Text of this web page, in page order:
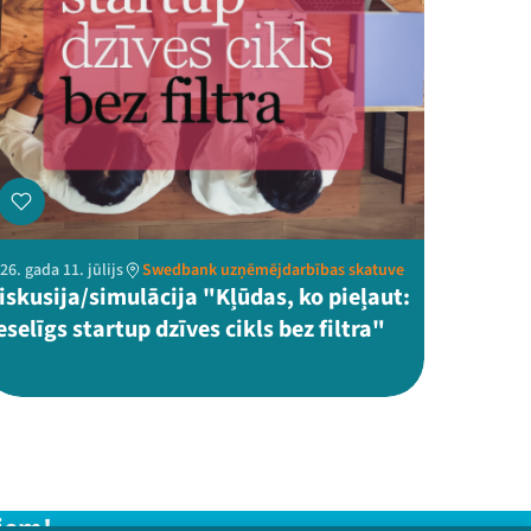
gada 11. jūlijs Swedbank uzņēmējdarbības skatuve
simulācija "Kļūdas, ko pieļaut:
startup dzīves cikls bez filtra"